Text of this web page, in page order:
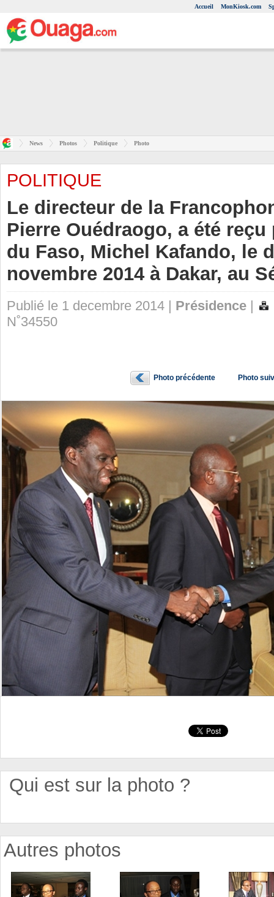
Accueil MonKiosk.com
News Photos Politique Photo
POLITIQUE
Le directeur de la
Pierre Ouédraogo, a été
du Faso, Michel Kafando, le
novembre 2014 à Dakar, au
Publié le 1 decembre 2014 | Présidence |
N˚34550
Photo précédente Photo
Qui est sur la photo ?
Autres photos